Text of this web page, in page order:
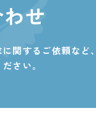
せ
関する ご依頼など
さい。